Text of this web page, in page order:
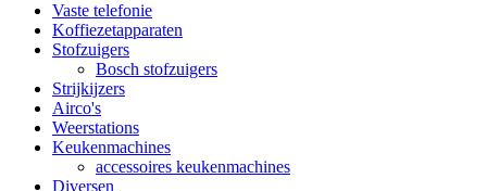
Vaste telefonie
Koffiezetapparaten
Stofzuigers
Bosch stofzuigers
Strijkijzers
Airco's
Weerstations
Keukenmachines
accessoires keukenmachines
Diversen